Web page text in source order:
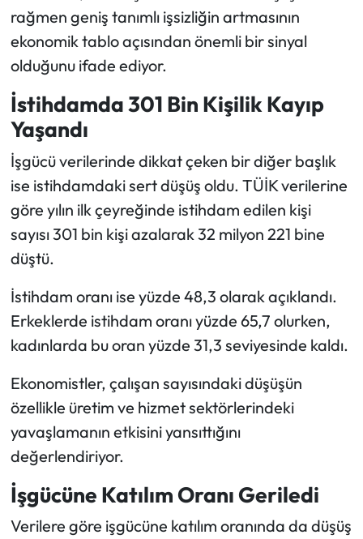
rağmen geniş tanımlı işsizliğin artmasının
ekonomik tablo açısından önemli bir sinyal
olduğunu ifade ediyor.
İstihdamda 301 Bin Kişilik Kayıp
Yaşandı
İşgücü verilerinde dikkat çeken bir diğer başlık
ise istihdamdaki sert düşüş oldu. TÜİK verilerine
göre yılın ilk çeyreğinde istihdam edilen kişi
sayısı 301 bin kişi azalarak 32 milyon 221 bine
düştü.
İstihdam oranı ise yüzde 48,3 olarak açıklandı.
Erkeklerde istihdam oranı yüzde 65,7 olurken,
kadınlarda bu oran yüzde 31,3 seviyesinde kaldı.
Ekonomistler, çalışan sayısındaki düşüşün
özellikle üretim ve hizmet sektörlerindeki
yavaşlamanın etkisini yansıttığını
değerlendiriyor.
İşgücüne Katılım Oranı Geriledi
Verilere göre işgücüne katılım oranında da düşüş